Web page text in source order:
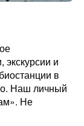
экскурсии и
в
Наш личный
Не